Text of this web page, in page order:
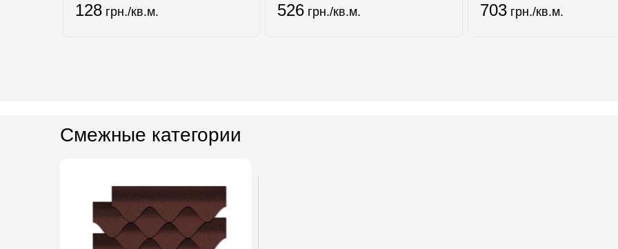
128 грн./кв.м. 526 грн./кв.м. 703грн./кв.м.
Смежные категории